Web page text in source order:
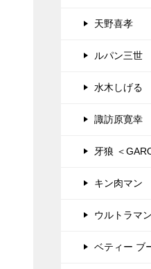
天野喜孝
ルパン三世
水木しげる
諏訪原寛幸
牙狼 ＜
キン肉マン
ウルトラマン
ベティー ブ